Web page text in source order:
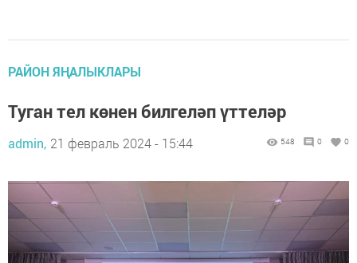
РАЙОН ЯҢАЛЫКЛАРЫ
Туган тел көнен билгеләп үттеләр
admin, 21 февраль 2024 - 15:44 548 0 0